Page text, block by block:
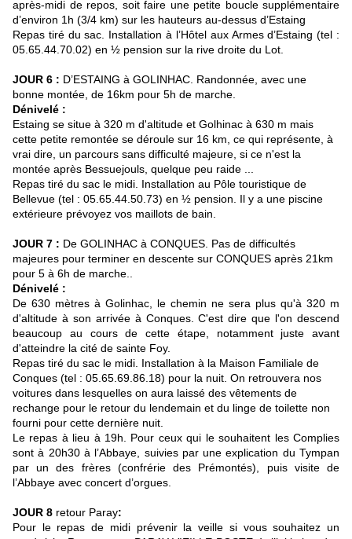
après-midi de repos, soit faire une petite boucle supplémentaire
d’environ 1h (3/4 km) sur les hauteurs au-dessus d’Estaing
Repas tiré du sac. Installation à l’Hôtel aux Armes d’Estaing (tel :
05.65.44.70.02) en ½ pension sur la rive droite du Lot.
JOUR 6 : D’ESTAING à GOLINHAC. Randonnée, avec une
bonne montée, de 16km pour 5h de marche.
Dénivelé :
Estaing se situe à 320 m d'altitude et Golhinac à 630 m mais
cette petite remontée se déroule sur 16 km, ce qui représente, à
vrai dire, un parcours sans difficulté majeure, si ce n'est la
montée après Bessuejouls, quelque peu raide ...
Repas tiré du sac le midi. Installation au Pôle touristique de
Bellevue (tel : 05.65.44.50.73) en ½ pension. Il y a une piscine
extérieure prévoyez vos maillots de bain.
JOUR 7 : De GOLINHAC à CONQUES. Pas de difficultés
majeures pour terminer en descente sur CONQUES après 21km
pour 5 à 6h de marche..
Dénivelé :
De 630 mètres à Golinhac, le chemin ne sera plus qu'à 320 m
d'altitude à son arrivée à Conques. C'est dire que l'on descend
beaucoup au cours de cette étape, notamment juste avant
d'atteindre la cité de sainte Foy.
Repas tiré du sac le midi. Installation à la Maison Familiale de
Conques (tel : 05.65.69.86.18) pour la nuit. On retrouvera nos
voitures dans lesquelles on aura laissé des vêtements de
rechange pour le retour du lendemain et du linge de toilette non
fourni pour cette dernière nuit.
Le repas à lieu à 19h. Pour ceux qui le souhaitent les Complies
sont à 20h30 à l’Abbaye, suivies par une explication du Tympan
par un des frères (confrérie des Prémontés), puis visite de
l’Abbaye avec concert d’orgues.
JOUR 8 retour Paray:
Pour le repas de midi prévenir la veille si vous souhaitez un